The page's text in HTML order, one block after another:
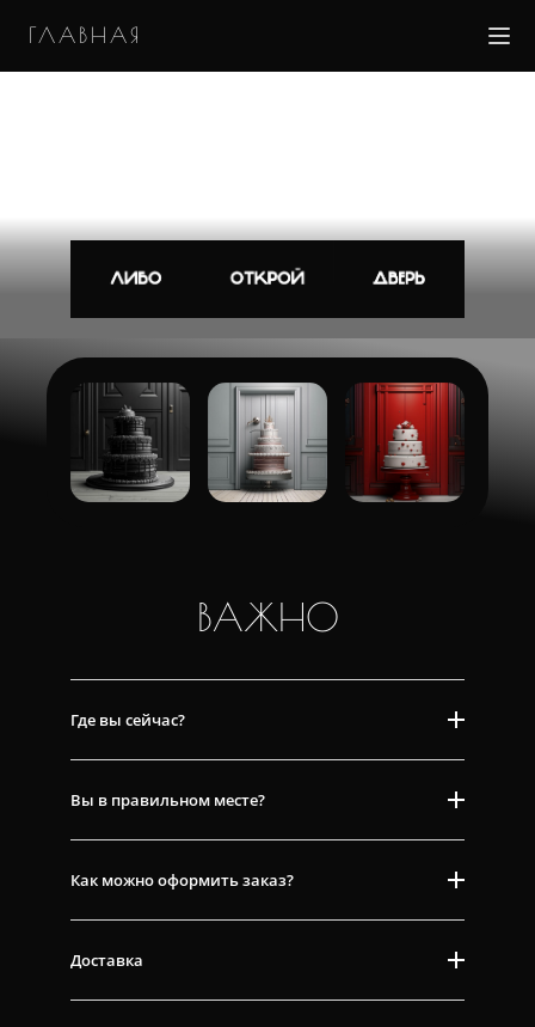
ГЛАВНАЯ
ВАЖНО
Где вы сейчас?
Вы в правильном месте?
Как можно оформить заказ?
Доставка